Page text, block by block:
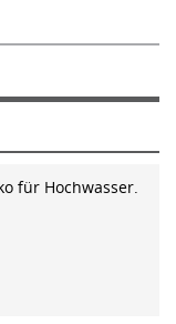
für Hochwasser.